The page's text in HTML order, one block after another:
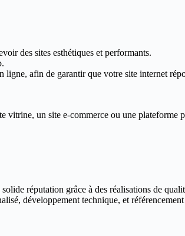
des sites esthétiques et performants.
afin de garantir que votre site internet
vitrine, un site e-commerce ou une
réputation grâce à des réalisations de
développement technique, et